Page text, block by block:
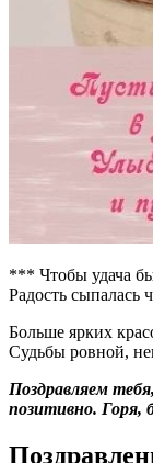
*** Чтобы удача
Радость сыпалась
Больше ярких
Судьбы ровной,
Поздравляем
позитивно. Горя,